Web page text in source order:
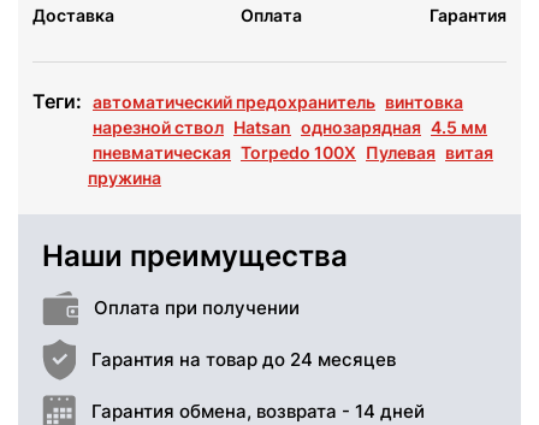
Доставка Оплата Гарантия
Теги: автоматический предохранитель винтовка
нарезной ствол Hatsan однозарядная 4.5 мм
пневматическая Torpedo 100X Пулевая витая
пружина
Наши преимущества
Оплата при получении
Гарантия на товар до 24 месяцев
Гарантия обмена, возврата - 14 дней